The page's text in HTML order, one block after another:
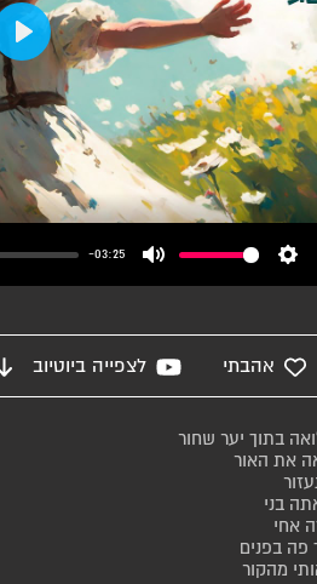
-03:25
Mute
Play
אהבתי לצפייה ביוטיוב
בתוך יער שחור
את האור
בני
אחי
פה בפנים
מהקור